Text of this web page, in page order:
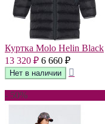
Куртка Molo Helin Black
13 320 ₽ 6 660 ₽
- 50%